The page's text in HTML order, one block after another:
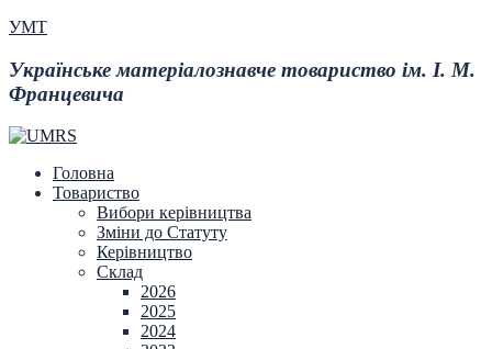
УМТ
Українське матеріалознавче товариство ім. І. М.
Францевича
Головна
Товариство
Вибори керівництва
Зміни до Статуту
Керівництво
Склад
2026
2025
2024